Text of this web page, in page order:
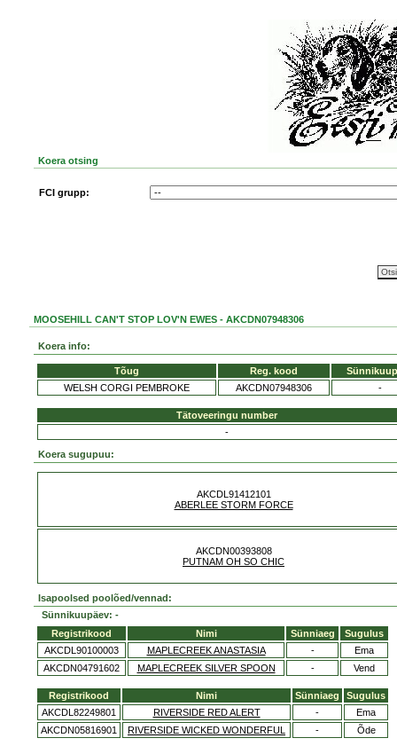
Koera otsing
FCI grupp:
MOOSEHILL CAN'T STOP LOV'N EWES - AKCDN07948306
Koera info:
Tõug Reg. kood
WELSH CORGI PEMBROKE
AKCDN07948306 -
Tätoveeringu number
-
Koera sugupuu:
AKCDL91412101
ABERLEE STORM FORCE
AKCDN00393808
PUTNAM OH SO CHIC
Isapoolsed poolõed/vennad:
Sünnikuupäev: -
Registrikood
Nimi Sünniaeg
Sugulus
AKCDL90100003
MAPLECREEK ANASTASIA -
Ema
AKCDN04791602
MAPLECREEK SILVER SPOON - Vend
Registrikood Nimi Sünniaeg
Sugulus
AKCDL82249801
RIVERSIDE RED ALERT -
Ema
AKCDN05816901
RIVERSIDE WICKED WONDERFUL - Õde